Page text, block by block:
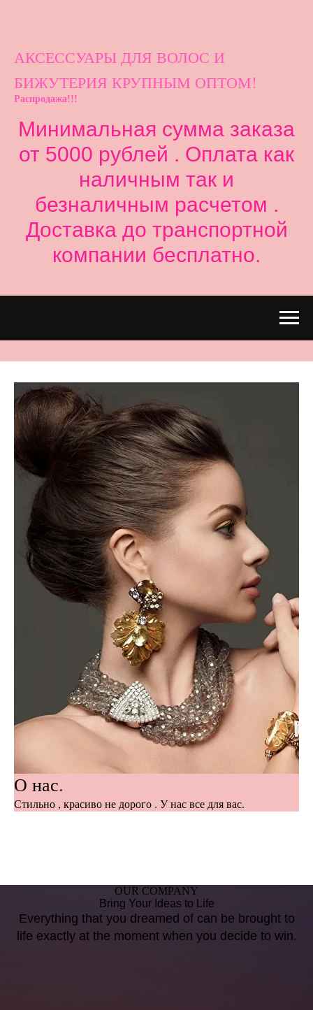
АКСЕССУАРЫ ДЛЯ ВОЛОС И
БИЖУТЕРИЯ КРУПНЫМ ОПТОМ!
Распродажа!!!
Минимальная сумма заказа
от 5000 рублей . Оплата как
наличным так и
безналичным расчетом .
Доставка до транспортной
компании бесплатно.
О нас.
Стильно , красиво не дорого . У нас все для вас.
OUR COMPANY
Bring Your Ideas to Life
Everything that you dreamed of can be brought to
life exactly at the moment when you decide to win.